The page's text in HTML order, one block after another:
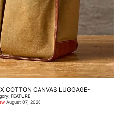
COTTON CANVAS LUGGAGE-
FEATURE
August 07, 2026